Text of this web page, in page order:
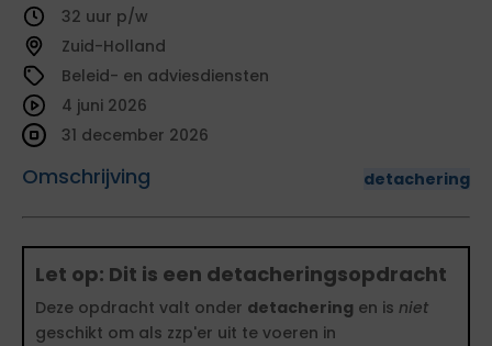
32
Zuid-Holland
Beleid- en adviesdiensten
Omschrijving detachering
4 juni 2026
31 december 2026
Let op: Dit is een detacheringsopdracht
Deze opdracht valt onder detachering en is niet
geschikt om als zzp'er uit te voeren in